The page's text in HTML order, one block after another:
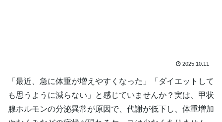
2025.10.11
「最近、急に体重が増えやすくなった」「ダイエットして
も思うように減らない」と感じていませんか？実は、甲状
腺ホルモンの分泌異常が原因で、代謝が低下し、体重増加